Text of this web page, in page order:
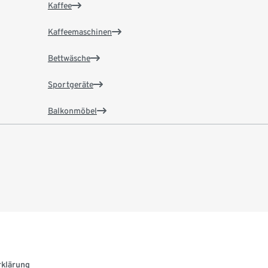
Kaffee
Kaffeemaschinen
Bettwäsche
Sportgeräte
Balkonmöbel